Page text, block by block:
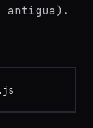
antigua).